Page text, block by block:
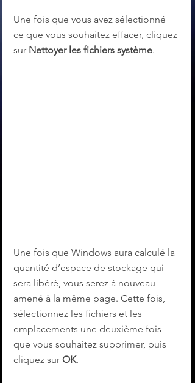
Une fois que vous avez sélectionné
ce que vous souhaitez effacer, cliquez
sur Nettoyer les fichiers système.
Une fois que Windows aura calculé la
quantité d’espace de stockage qui
sera libéré, vous serez à nouveau
amené à la même page. Cette fois,
sélectionnez les fichiers et les
emplacements une deuxième fois
que vous souhaitez supprimer, puis
cliquez sur OK.